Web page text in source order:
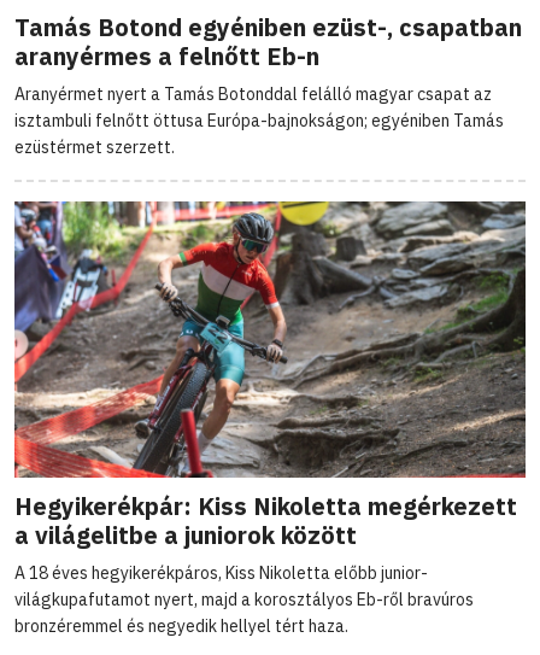
Tamás Botond egyéniben ezüst-, csapatban
aranyérmes a felnőtt Eb-n
Aranyérmet nyert a Tamás Botonddal felálló magyar csapat az
isztambuli felnőtt öttusa Európa-bajnokságon; egyéniben Tamás
ezüstérmet szerzett.
Hegyikerékpár: Kiss Nikoletta megérkezett
a világelitbe a juniorok között
A 18 éves hegyikerékpáros, Kiss Nikoletta előbb junior-
világkupafutamot nyert, majd a korosztályos Eb-ről bravúros
bronzéremmel és negyedik hellyel tért haza.